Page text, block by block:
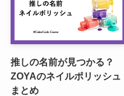
推しの名前が見つかる？
ZOYAのネイルポリッシュ
まとめ